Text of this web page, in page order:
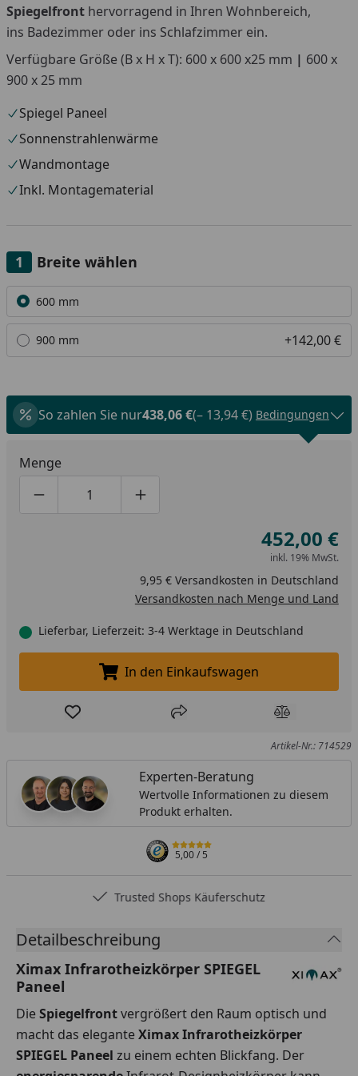
Spiegelfront hervorragend in Ihren Wohnbereich,
ins Badezimmer oder ins Schlafzimmer ein.
Verfügbare Größe (B x H x T): 600 x 600 x25 mm | 600 x
900 x 25 mm
Spiegel Paneel
Sonnenstrahlenwärme
Wandmontage
Inkl. Montagematerial
Breite wählen
Alle anzeigen (2)
600 mm
900 mm +142,00 €
So zahlen Sie nur438,06 €(– 13,94 €) Bedingungen
Menge
Produktmenge um eins verringern
Produktmenge manuell eingeben
Produktmenge um eins erhöhen
452,00 €
inkl. 19% MwSt.
9,95 € Versandkosten in Deutschland
Versandkosten nach Menge und Land
Lieferbar, Lieferzeit: 3-4 Werktage in Deutschland
In den Einkaufswagen legen
In den Einkaufswagen
Produkt zur Wunschliste hinzufügen
Teilen Produkt
Artikel-Nr.: 714529
Experten-Beratung
Wertvolle Informationen zu diesem
Produkt erhalten.
5,00/ 5
Trusted Shops Käuferschutz
Detailbeschreibung
Ximax Infrarotheizkörper SPIEGEL
Paneel
DieSpiegelfrontvergrößert den Raum optisch und
macht das eleganteXimax Infrarotheizkörper
SPIEGEL Paneel zu einem echten Blickfang. Der